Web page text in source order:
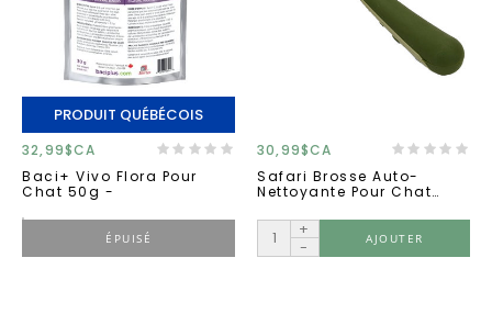
PRODUIT QUÉBÉCOIS
32,99$CA
Baci+ Vivo Flora Pour
Chat 50g -
ÉPUISÉ
30,99$CA
Safari Brosse Auto-
Nettoyante Pour Chat
+
-
AJOUTER